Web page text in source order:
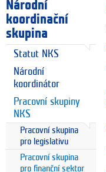
Národní
koordinační
skupina
Statut NKS
Národní
koordinátor
Pracovní skupiny
NKS
Pracovní skupina
pro legislativu
Pracovní skupina
pro finanční sektor